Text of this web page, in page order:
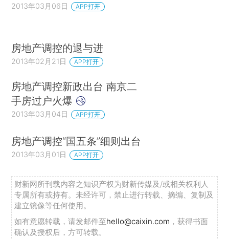
2013年03月06日 APP打开
房地产调控的退与进
2013年02月21日 APP打开
房地产调控新政出台 南京二
手房过户火爆
2013年03月04日 APP打开
房地产调控“国五条”细则出台
2013年03月01日 APP打开
财新网所刊载内容之知识产权为财新传媒及/或相关权利人
专属所有或持有。未经许可，禁止进行转载、摘编、复制及
建立镜像等任何使用。
如有意愿转载，请发邮件至hello@caixin.com ，获得书面
确认及授权后，方可转载。